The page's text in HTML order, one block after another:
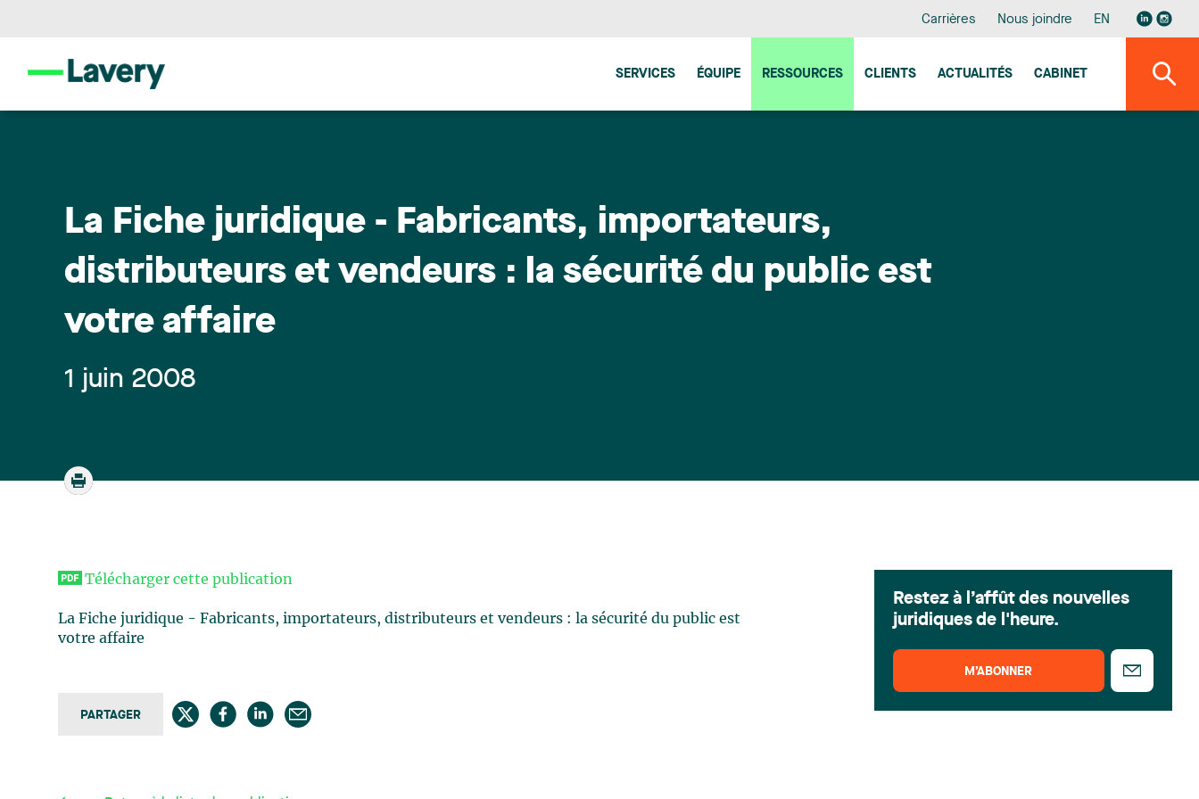
Carrières Nous joindre EN
SERVICES ÉQUIPE RESSOURCES CLIENTS ACTUALITÉS CABINET
La Fiche juridique - Fabricants, importateurs,
distributeurs et vendeurs : la sécurité du public est
votre affaire
1 juin 2008
Télécharger cette publication
La Fiche juridique - Fabricants, importateurs, distributeurs et vendeurs : la sécurité du public est
votre affaire
PARTAGER
Restez à l’affût des nouvelles
juridiques de l'heure.
M’ABONNER